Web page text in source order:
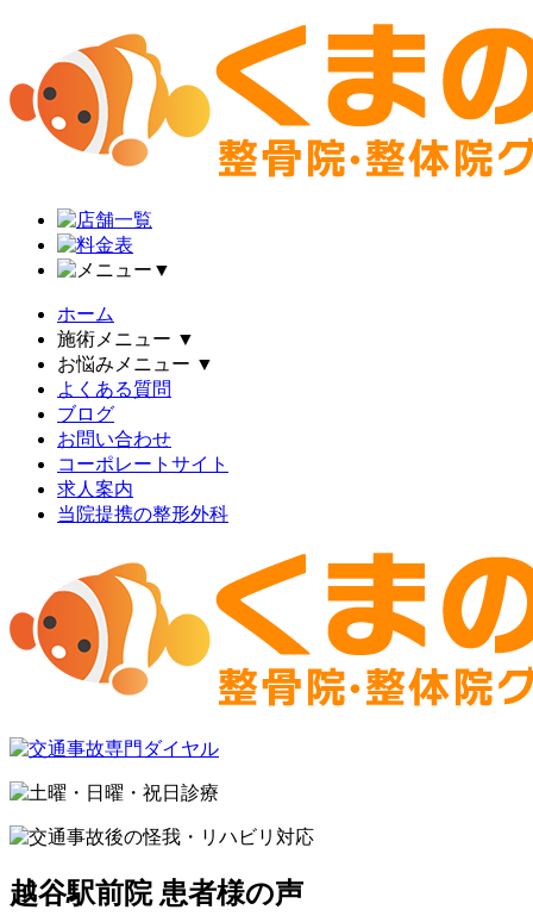
▼
ホーム
施術メニュー ▼
お悩みメニュー ▼
よくある質問
ブログ
お問い合わせ
コーポレートサイト
求人案内
当院提携の整形外科
越谷駅前院 患者様の声